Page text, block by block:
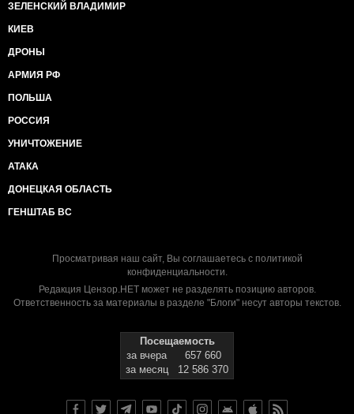
ЗЕЛЕНСКИЙ ВЛАДИМИР
КИЕВ
ДРОНЫ
АРМИЯ РФ
ПОЛЬША
РОССИЯ
УНИЧТОЖЕНИЕ
АТАКА
ДОНЕЦКАЯ ОБЛАСТЬ
ГЕНШТАБ ВС
Просматривая наш сайт, Вы соглашаетесь с политикой
конфиденциальности.
Редакция Цензор.НЕТ может не разделять позицию авторов.
Ответственность за материалы в разделе "Блоги" несут авторы текстов.
Посещаемость
за вчера
657 660
за месяц
12 586 370